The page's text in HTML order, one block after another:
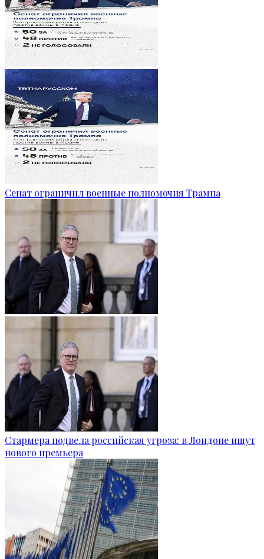
Сенат ограничил военные полномочия Трампа
Стармера подвела российская угроза: в Лондоне ищут
нового премьера